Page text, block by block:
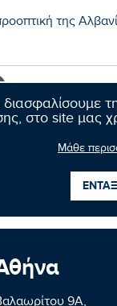
διασφαλίσουμε
στο site μας
Μάθε
της